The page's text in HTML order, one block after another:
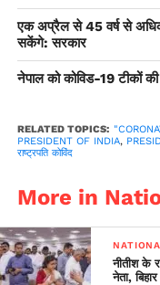
एक अप्रैल से 45 वर्ष से
सकेंगे: सरकार
नेपाल को कोविड-19 टीकों
RELATED TOPICS:
PRESIDENT OF INDIA,
राष्ट्रपति कोविंद
More in
नीतीश के
नेता,